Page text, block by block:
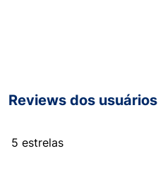
Reviews dos usuários
5 estrelas